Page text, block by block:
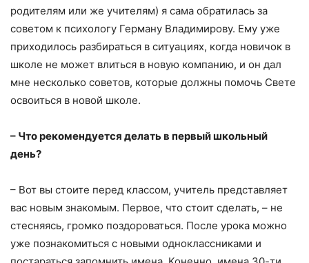
родителям или же учителям) я сама обратилась за
советом к психологу Герману Владимирову. Ему уже
приходилось разбираться в ситуациях, когда новичок в
школе не может влиться в новую компанию, и он дал
мне несколько советов, которые должны помочь Свете
освоиться в новой школе.
– Что рекомендуется делать в первый школьный
день?
– Вот вы стоите перед классом, учитель представляет
вас новым знакомым. Первое, что стоит сделать, – не
стесняясь, громко поздороваться. После урока можно
уже познакомиться с новыми одноклассниками и